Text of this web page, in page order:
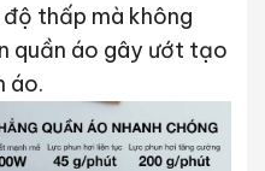
thấp mà không
quần áo gây ướt tạo
áo.